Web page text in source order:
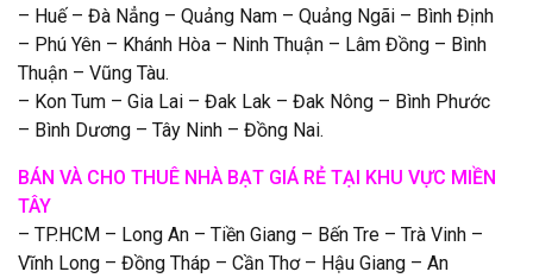
– Huế – Đà Nẳng – Quảng Nam – Quảng Ngãi – Bình Định
– Phú Yên – Khánh Hòa – Ninh Thuận – Lâm Đồng – Bình
Thuận – Vũng Tàu.
– Kon Tum – Gia Lai – Đak Lak – Đak Nông – Bình Phước
– Bình Dương – Tây Ninh – Đồng Nai.
BÁN VÀ CHO THUÊ NHÀ BẠT GIÁ RẺ TẠI KHU VỰC MIỀN
TÂY
– TP.HCM – Long An – Tiền Giang – Bến Tre – Trà Vinh –
Vĩnh Long – Đồng Tháp – Cần Thơ – Hậu Giang – An